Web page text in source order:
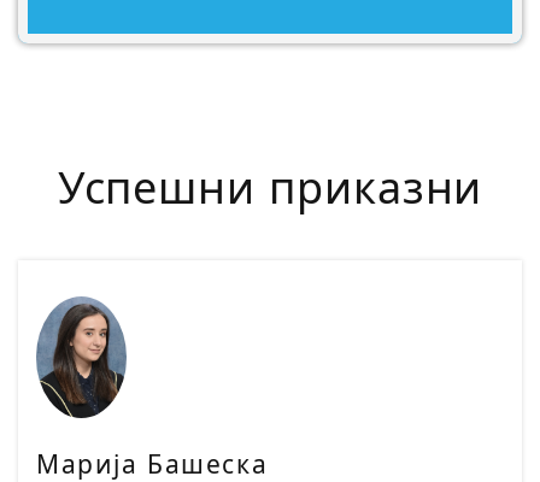
Успешни приказни
Марија Башеска